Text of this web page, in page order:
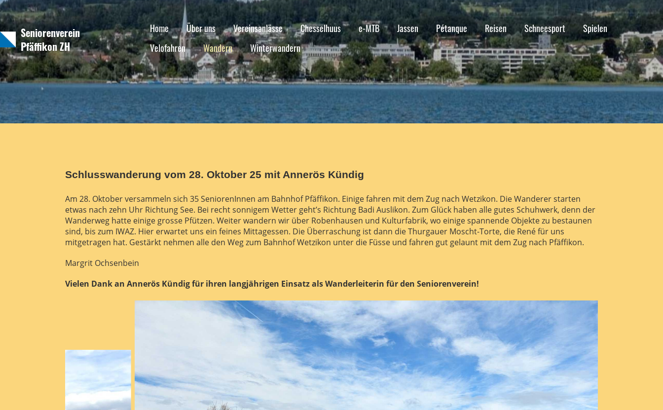
Home Über uns Vereinsanlässe Chesselhuus e-MTB Jassen Pétanque Reisen Schneesport
Spielen
Velofahren
Wandern Winterwandern
Seniorenverein
Pfäffikon ZH
Schlusswanderung vom 28. Oktober 25 mit Annerös Kündig
Am 28. Oktober versammeln sich 35 SeniorenInnen am Bahnhof Pfäffikon. Einige fahren mit dem Zug nach Wetzikon. Die Wanderer starten
etwas nach zehn Uhr Richtung See. Bei recht sonnigem Wetter geht’s Richtung Badi Auslikon. Zum Glück haben alle gutes Schuhwerk, denn der
Wanderweg hatte einige grosse Pfützen. Weiter wandern wir über Robenhausen und Kulturfabrik, wo einige spannende Objekte zu bestaunen
sind, bis zum IWAZ. Hier erwartet uns ein feines Mittagessen. Die Überraschung ist dann die Thurgauer Moscht-Torte, die René für uns
mitgetragen hat. Gestärkt nehmen alle den Weg zum Bahnhof Wetzikon unter die Füsse und fahren gut gelaunt mit dem Zug nach Pfäffikon.
Margrit Ochsenbein
Vielen Dank an Annerös Kündig für ihren langjährigen Einsatz als Wanderleiterin für den Seniorenverein!